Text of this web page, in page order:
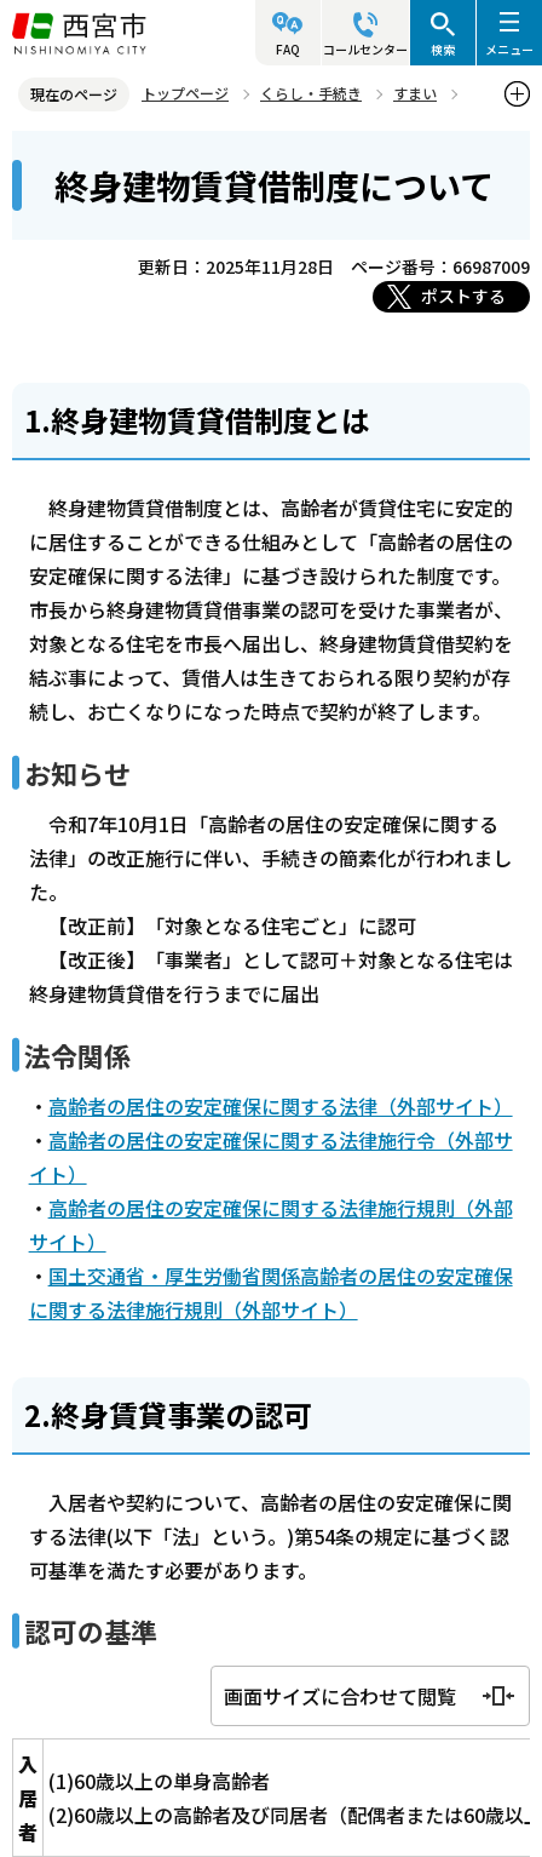
こ
の
ジ
先
FAQ コールセンター 検索 メニュー
現在のページ トップページ くらし・手続き
すまい
こ
終身建物賃貸借制度について
更新日：2025年11月28日
ページ番号：66987009
ポストする
1.終身建物賃貸借制度とは
終身建物賃貸借制度とは、高齢者が賃貸住宅に安定的
に居住することができる仕組みとして「高齢者の居住の
安定確保に関する法律」に基づき設けられた制度です。
市長から終身建物賃貸借事業の認可を受けた事業者が、
対象となる住宅を市長へ届出し、終身建物賃貸借契約を
結ぶ事によって、賃借人は生きておられる限り契約が存
続し、お亡くなりになった時点で契約が終了します。
お知らせ
令和7年10月1日「高齢者の居住の安定確保に関する
法律」の改正施行に伴い、手続きの簡素化が行われまし
た。
【改正前】「対象となる住宅ごと」に認可
【改正後】「事業者」として認可＋対象となる住宅は
終身建物賃貸借を行うまでに届出
法令関係
・ 高齢者の居住の安定確保に関する法律（外部サイト）
・ 高齢者の居住の安定確保に関する法律施行令（外部サ
イト）
・ 高齢者の居住の安定確保に関する法律施行規則（外部
サイト）
・ 国土交通省・厚生労働省関係高齢者の居住の安定確保
に関する法律施行規則（外部サイト）
2.終身賃貸事業の認可
入居者や契約について、高齢者の居住の安定確保に関
する法律(以下「法」という。)第54条の規定に基づく認
可基準を満たす必要があります。
認可の基準
画面サイズに合わせて閲覧
入
居
者
(1)60歳以上の単身高齢者
(2)60歳以上の高齢者及び同居者（配偶者または60歳以